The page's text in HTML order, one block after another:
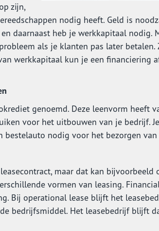
zijn,
nodig heeft. Geld is
daarnaast heb je werkkapitaal nodig.
als je klanten pas later
werkkapitaal kun je een financiering
genoemd. Deze leenvorm heeft
voor het uitbouwen van je bedrijf.
nodig voor het bezorgen
maar dat kan bijvoorbeeld
vormen van leasing.
Bij operational lease blijft het
bedrijfsmiddel. Het leasebedrijf blijft